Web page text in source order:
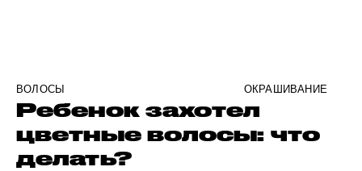
ВОЛОСЫ ОКРАШИВАНИЕ
Ребенок захотел
цветные волосы: что
делать?